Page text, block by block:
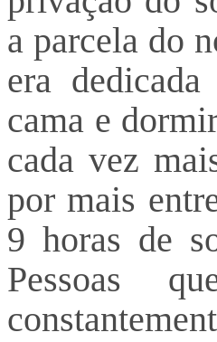
a parcela do
era
cama e
cada vez
por mais
9 horas de
Pessoas